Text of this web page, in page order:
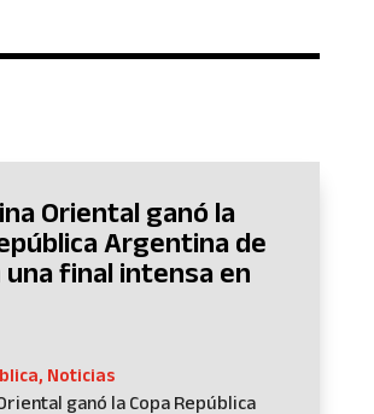
Oriental ganó la
Argentina de
una final intensa en
, Noticias
ganó la Copa República